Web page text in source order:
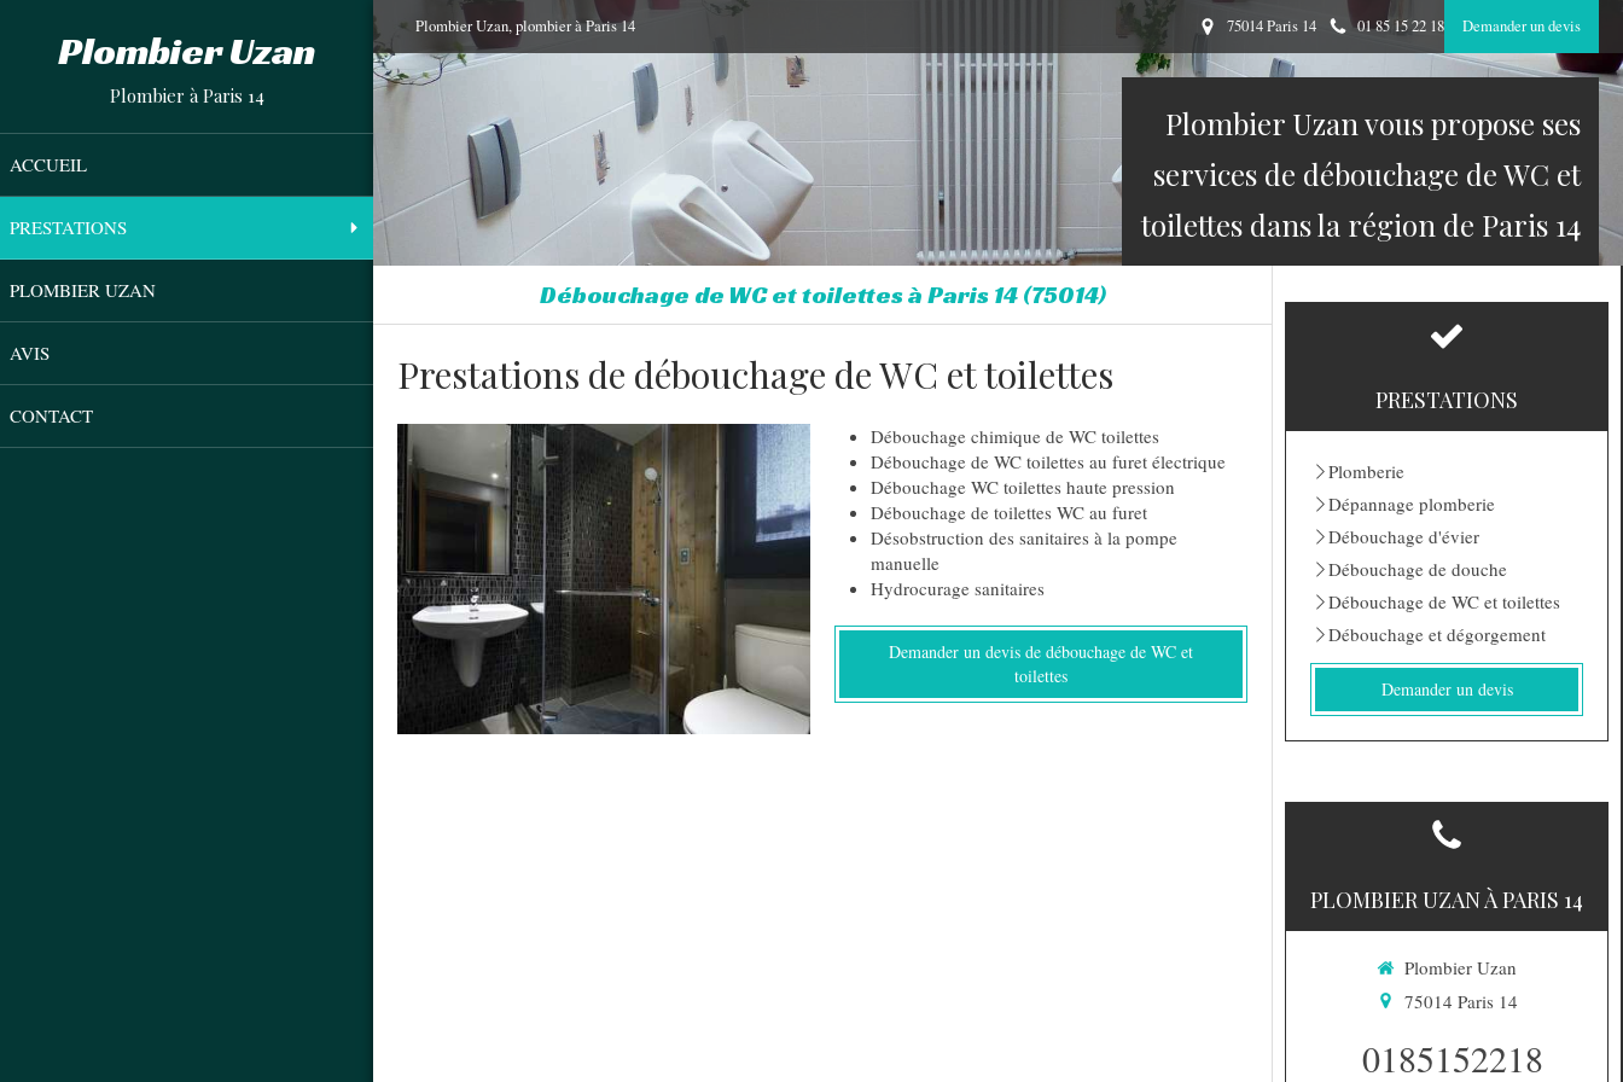
Plombier Uzan
Plombier à Paris 14
ACCUEIL
PRESTATIONS
PLOMBIER UZAN
AVIS
CONTACT
Plombier Uzan, plombier à Paris 14 Demander un devis
01 85 15 22 18
75014 Paris 14
Plombier Uzan vous propose ses
services de débouchage de WC et
toilettes dans la région de Paris 14
Débouchage de WC et toilettes à Paris 14 (75014)
Prestations de débouchage de WC et toilettes
Débouchage chimique de WC toilettes
Débouchage de WC toilettes au furet électrique
Débouchage WC toilettes haute pression
Débouchage de toilettes WC au furet
Désobstruction des sanitaires à la pompe
manuelle
Hydrocurage sanitaires
Demander un devis de débouchage de WC et
toilettes
PRESTATIONS
Plomberie
Dépannage plomberie
Débouchage d'évier
Débouchage de douche
Débouchage de WC et toilettes
Débouchage et dégorgement
Demander un devis
PLOMBIER UZAN À PARIS 14
Plombier Uzan
75014 Paris 14
0185152218